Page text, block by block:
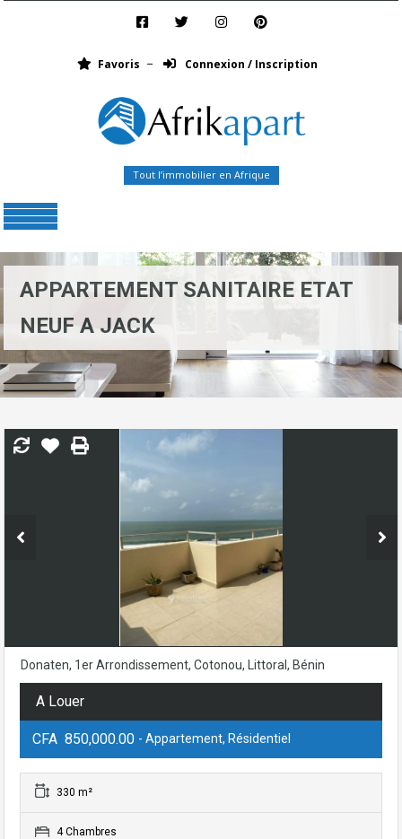
Favoris Connexion / Inscription
Tout l’immobilier en Afrique
APPARTEMENT SANITAIRE ETAT
NEUF A JACK
Donaten, 1er Arrondissement, Cotonou, Littoral, Bénin
A Louer
CFA 850,000.00 - Appartement, Résidentiel
330 m²
4 Chambres